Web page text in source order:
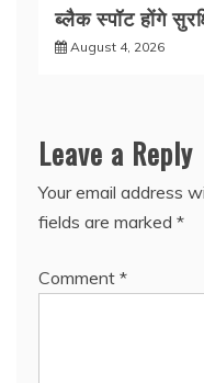
ब्लैक स्पॉट होंगे
August 4, 2026
Leave a Reply
Your email address
fields are marked *
Comment *